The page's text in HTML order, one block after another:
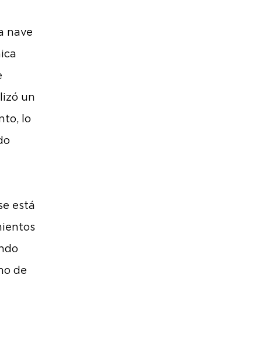
nave
un
lo
está
de